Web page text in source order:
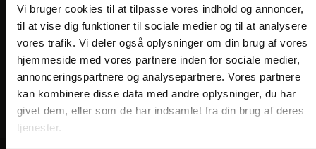
Vi bruger cookies til at tilpasse vores indhold og annoncer,
til at vise dig funktioner til sociale medier og til at analysere
vores trafik. Vi deler også oplysninger om din brug af vores
hjemmeside med vores partnere inden for sociale medier,
annonceringspartnere og analysepartnere. Vores partnere
kan kombinere disse data med andre oplysninger, du har
givet dem, eller som de har indsamlet fra din brug af deres
tjenester.